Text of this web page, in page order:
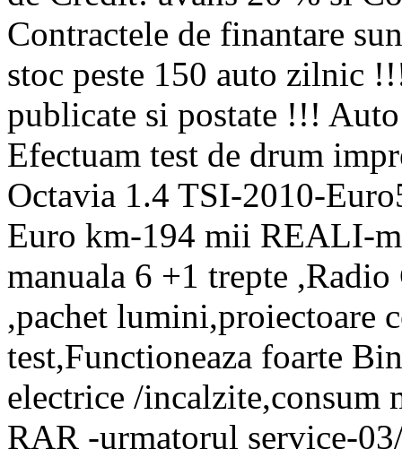
Contractele de finantare
stoc peste 150 auto zilnic
publicate si postate !!!
Efectuam test de drum
Octavia 1.4 TSI-2010-
Euro km-194 mii REALI-
manuala 6 +1 trepte
,pachet lumini,proiectoare
test,Functioneaza foarte
electrice /
RAR -urmatorul service-